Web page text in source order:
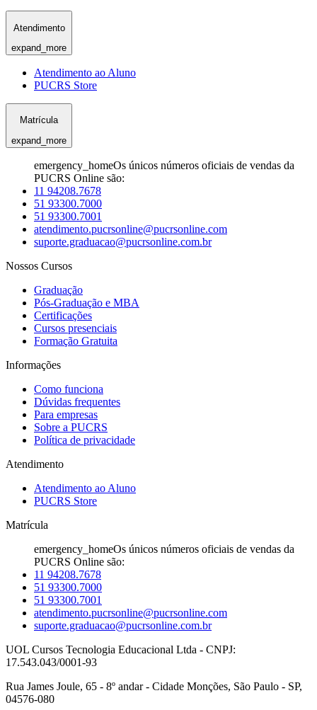
Atendimento
expand_more
Atendimento ao Aluno
PUCRS Store
Matrícula
expand_more
emergency_homeOs únicos números oficiais de vendas da
PUCRS Online são:
11 94208.7678
51 93300.7000
51 93300.7001
atendimento.pucrsonline@pucrsonline.com
suporte.graduacao@pucrsonline.com.br
Nossos Cursos
Graduação
Pós-Graduação e MBA
Certificações
Cursos presenciais
Formação Gratuita
Informações
Como funciona
Dúvidas frequentes
Para empresas
Sobre a PUCRS
Política de privacidade
Atendimento
Atendimento ao Aluno
PUCRS Store
Matrícula
emergency_homeOs únicos números oficiais de vendas da
PUCRS Online são:
11 94208.7678
51 93300.7000
51 93300.7001
atendimento.pucrsonline@pucrsonline.com
suporte.graduacao@pucrsonline.com.br
UOL Cursos Tecnologia Educacional Ltda - CNPJ:
17.543.043/0001-93
Rua James Joule, 65 - 8º andar - Cidade Monções, São Paulo - SP,
04576-080